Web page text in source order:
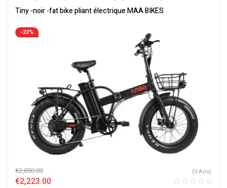
Soldes,Vélo électrique ville,Velos Electriques
Tiny -noir -fat bike pliant électrique MAA BIKES
-22%
€2,850.00
€2,223.00
(0 Avis)